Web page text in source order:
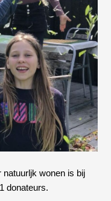
wonen is bij
donateurs.